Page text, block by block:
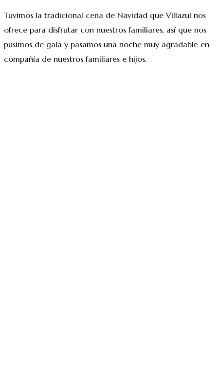
Tuvimos la tradicional cena de Navidad que Villazul nos
ofrece para disfrutar con nuestros familiares, así que nos
pusimos de gala y pasamos una noche muy agradable en
compañía de nuestros familiares e hijos.